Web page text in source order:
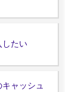
したい
ャッシュ